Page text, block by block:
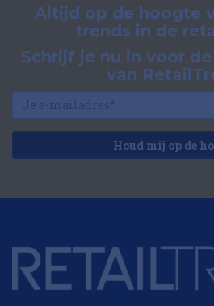
Altijd op de hoogte
trends in de
Schrijf je nu in voor
van
Houd mij op de